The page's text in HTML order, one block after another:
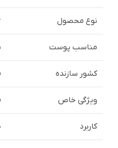
نوع محصول
مناسب پوست
کشور سازنده
ویژگی خاص
کاربرد